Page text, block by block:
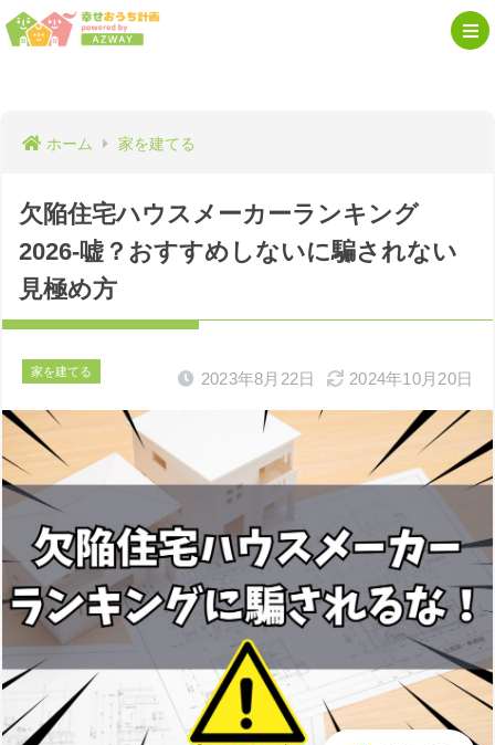
ホーム 家を建てる
欠陥住宅ハウスメーカーランキング
2026-嘘？おすすめしないに騙されない
見極め方
家を建てる 2023年8月22日 2024年10月20日